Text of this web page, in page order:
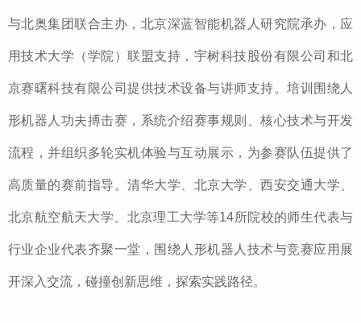
与北奥集团联合主办，北京深蓝智能机器人研究院承办，应
用技术大学（学院）联盟支持，宇树科技股份有限公司和北
京赛曙科技有限公司提供技术设备与讲师支持。培训围绕人
形机器人功夫搏击赛，系统介绍赛事规则、核心技术与开发
流程，并组织多轮实机体验与互动展示，为参赛队伍提供了
高质量的赛前指导。清华大学、北京大学、西安交通大学、
北京航空航天大学、北京理工大学等14所院校的师生代表与
行业企业代表齐聚一堂，围绕人形机器人技术与竞赛应用展
开深入交流，碰撞创新思维，探索实践路径。